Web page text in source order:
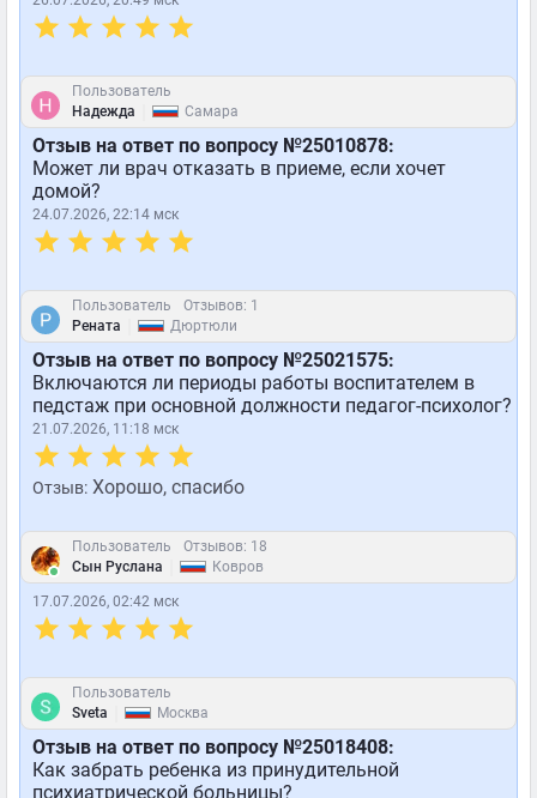
Пользователь
Надежда
Самара
Отзыв на ответ по вопросу №25010878:
Может ли врач отказать в приеме, если хочет
домой?
24.07.2026, 22:14 мск
Пользователь
Отзывов: 1
Рената
Дюртюли
Отзыв на ответ по вопросу №25021575:
Включаются ли периоды работы воспитателем в
педстаж при основной должности педагог-психолог?
21.07.2026, 11:18 мск
Отзыв: Хорошо, спасибо
Пользователь
Отзывов: 18
Сын Руслана
Ковров
17.07.2026, 02:42 мск
Пользователь
Sveta
Москва
Отзыв на ответ по вопросу №25018408:
Как забрать ребенка из принудительной
психиатрической больницы?